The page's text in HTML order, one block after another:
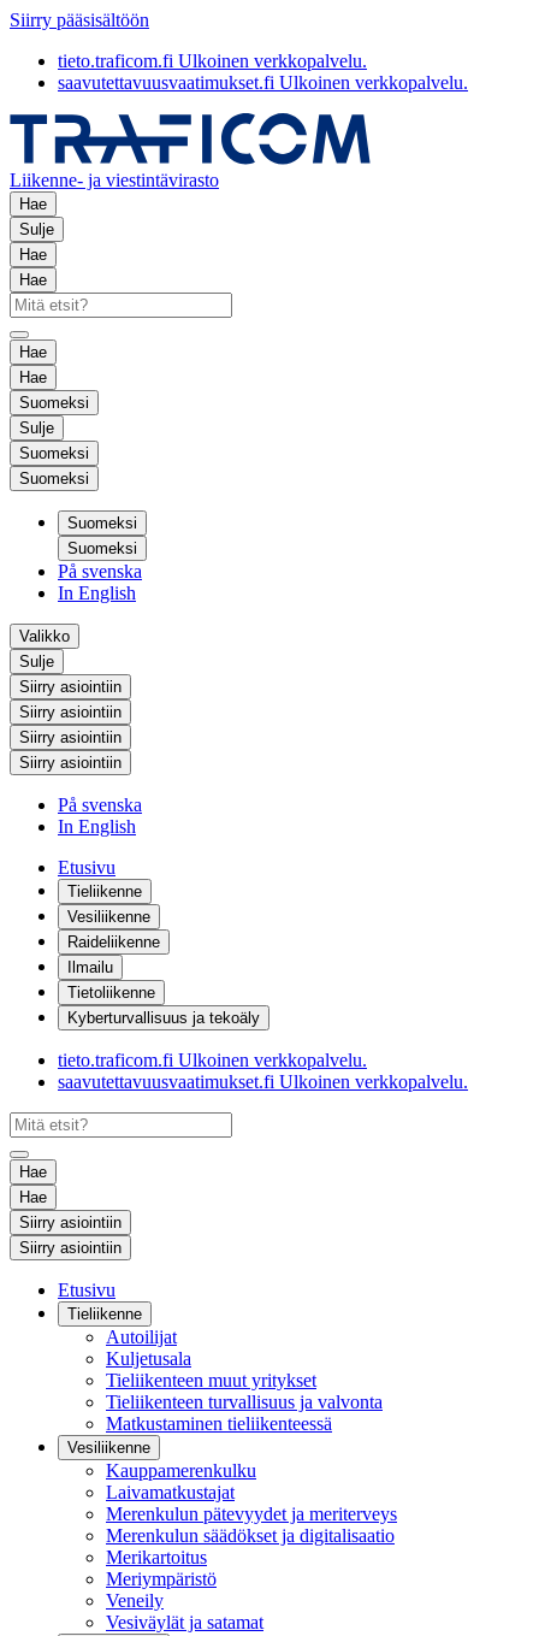
Siirry pääsisältöön
tieto.traficom.fi Ulkoinen verkkopalvelu.
saavutettavuusvaatimukset.fi Ulkoinen verkkopalvelu.
Liikenne- ja viestintävirasto
Hae
Sulje
Hae
Hae
Hae
Hae
Suomeksi
Sulje
Suomeksi
Suomeksi
Suomeksi
Suomeksi
På svenska
In English
Valikko
Sulje
Siirry asiointiin
Siirry asiointiin
Siirry asiointiin
Siirry asiointiin
På svenska
In English
Etusivu
Tieliikenne
Vesiliikenne
Raideliikenne
Ilmailu
Tietoliikenne
Kyberturvallisuus ja tekoäly
tieto.traficom.fi Ulkoinen verkkopalvelu.
saavutettavuusvaatimukset.fi Ulkoinen verkkopalvelu.
Hae
Hae
Siirry asiointiin
Siirry asiointiin
Etusivu
Tieliikenne
Autoilijat
Kuljetusala
Tieliikenteen muut yritykset
Tieliikenteen turvallisuus ja valvonta
Matkustaminen tieliikenteessä
Vesiliikenne
Kauppamerenkulku
Laivamatkustajat
Merenkulun pätevyydet ja meriterveys
Merenkulun säädökset ja digitalisaatio
Merikartoitus
Meriympäristö
Veneily
Vesiväylät ja satamat